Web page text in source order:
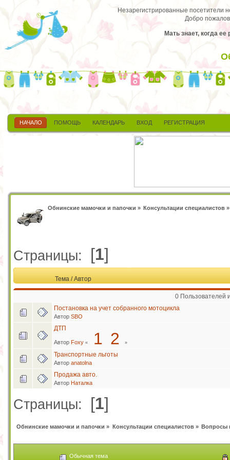
Незарегистрированные посетители
Добро
Мать знает, когда
НАЧАЛО ПОМОЩЬ КАЛЕНДАРЬ ВХОД РЕГИСТРАЦИЯ
Обнинские мамочки и папочки » Консультации специалистов»
Страницы: [1]
Тема /Автор
0 Пользователей
Постановка на учет собранного мотоцикла
Автор SBO
ДТП
Автор Foxy « 1 2 »
Транспортные льготы
Автор anatolna
Продажа авто.
Автор Наталка
Страницы: [1]
Обнинские мамочки и папочки » Консультации специалистов» Вопросы
Обычная тема